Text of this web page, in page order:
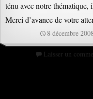
ténu avec notre thématique,
Merci d’avance de votre
8 décembre
Laisser un